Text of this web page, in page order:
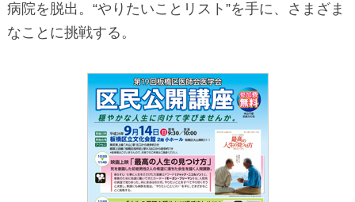
病院を脱出。“やりたいことリスト”を手に、さまざま
なことに挑戦する。